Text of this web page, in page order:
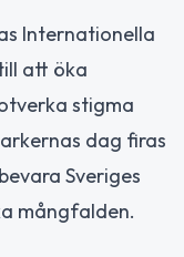
Internationella
att öka
stigma
dag firas
Sveriges
mångfalden.